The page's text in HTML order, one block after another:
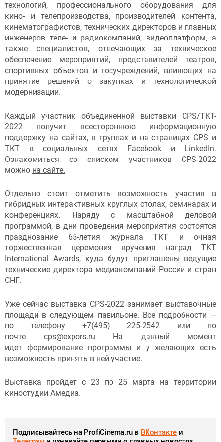
технологий, профессионального оборудования для
кино- и телепроизводства, производителей контента,
кинематографистов, технических директоров и главных
инженеров теле- и радиокомпаний, видеоплатформ, а
также специалистов, отвечающих за техническое
обеспечение мероприятий, представителей театров,
спортивных объектов и госучреждений, влияющих на
принятие решений о закупках и технологической
модернизации.
Каждый участник объединенной выставки CPS/TKT-
2022 получит всестороннюю информационную
поддержку на сайтах, в группах и на страницах CPS и
ТКТ в социальных сетях Facebook и LinkedIn.
Ознакомиться со списком участников CPS-2022
можно на сайте.
Отдельно стоит отметить возможность участия в
гибридных интерактивных круглых столах, семинарах и
конференциях. Наряду с масштабной деловой
программой, в дни проведения мероприятия состоятся
празднование 65-летия журнала ТКТ и очная
торжественная церемония вручения наград TKT
International Awards, куда будут приглашены ведущие
технические директора медиакомпаний России и стран
СНГ.
Уже сейчас выставка CPS-2022 занимает выставочные
площади в следующем павильоне. Все подробности —
по телефону +7(495) 225-2542 или по
почте cps@expors.ru На данный момент
идет формирование программы и у желающих есть
возможность принять в ней участие.
Выставка пройдет с 23 по 25 марта на территории
киностудии Амедиа.
Подписывайтесь на ProfiCinema.ru в ВКонтакте и